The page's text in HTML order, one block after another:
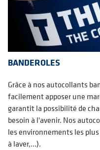
BANDEROLES
Grâce à nos autocollants
facilement apposer une
garantit la possibilité de
besoin à l'avenir. Nos
les environnements les
à laver,...).